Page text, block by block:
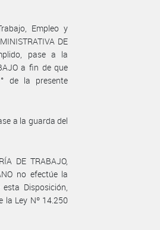
Empleo y
DE
pase a la
a fin de que
de la presente
a la guarda del
DE TRABAJO,
no efectúe la
Disposición,
la Ley Nº 14.250